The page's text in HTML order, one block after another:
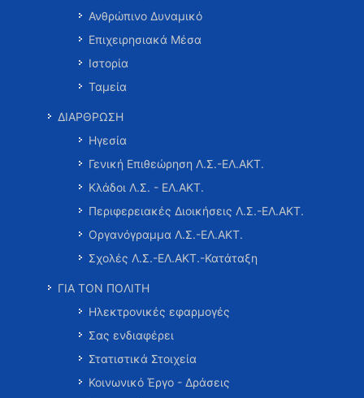
Ανθρώπινο Δυναμικό
Επιχειρησιακά Μέσα
Ιστορία
Ταμεία
ΔΙΑΡΘΡΩΣΗ
Ηγεσία
Γενική Επιθεώρηση Λ.Σ.-ΕΛ.ΑΚΤ.
Κλάδοι Λ.Σ. - ΕΛ.ΑΚΤ.
Περιφερειακές Διοικήσεις Λ.Σ.-ΕΛ.ΑΚΤ.
Οργανόγραμμα Λ.Σ.-ΕΛ.ΑΚΤ.
Σχολές Λ.Σ.-ΕΛ.ΑΚΤ.-Κατάταξη
ΓΙΑ ΤΟΝ ΠΟΛΙΤΗ
Ηλεκτρονικές εφαρμογές
Σας ενδιαφέρει
Στατιστικά Στοιχεία
Κοινωνικό Έργο - Δράσεις